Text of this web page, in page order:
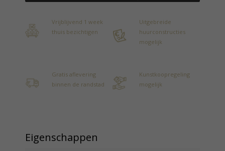
Vrijblijvend 1 week
thuis bezichtigen
Uitgebreide
huurconstructies
mogelijk
Gratis aflevering
binnen de randstad
Kunstkoopregeling
mogelijk
Eigenschappen